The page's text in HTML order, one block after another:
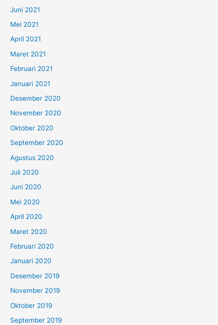
Juni 2021
Mei 2021
April 2021
Maret 2021
Februari 2021
Januari 2021
Desember 2020
November 2020
Oktober 2020
September 2020
Agustus 2020
Juli 2020
Juni 2020
Mei 2020
April 2020
Maret 2020
Februari 2020
Januari 2020
Desember 2019
November 2019
Oktober 2019
September 2019